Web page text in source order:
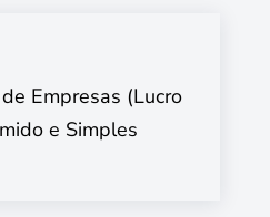
Empresas (Lucro
e Simples